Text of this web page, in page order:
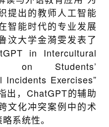
提出的教师人工智能
智能时代的专业发展
汶大学金漪雯发表了
in Intercultural
on Students’
Exercises”
出，ChatGPT的辅助
文化冲突案例中的术
系统性。